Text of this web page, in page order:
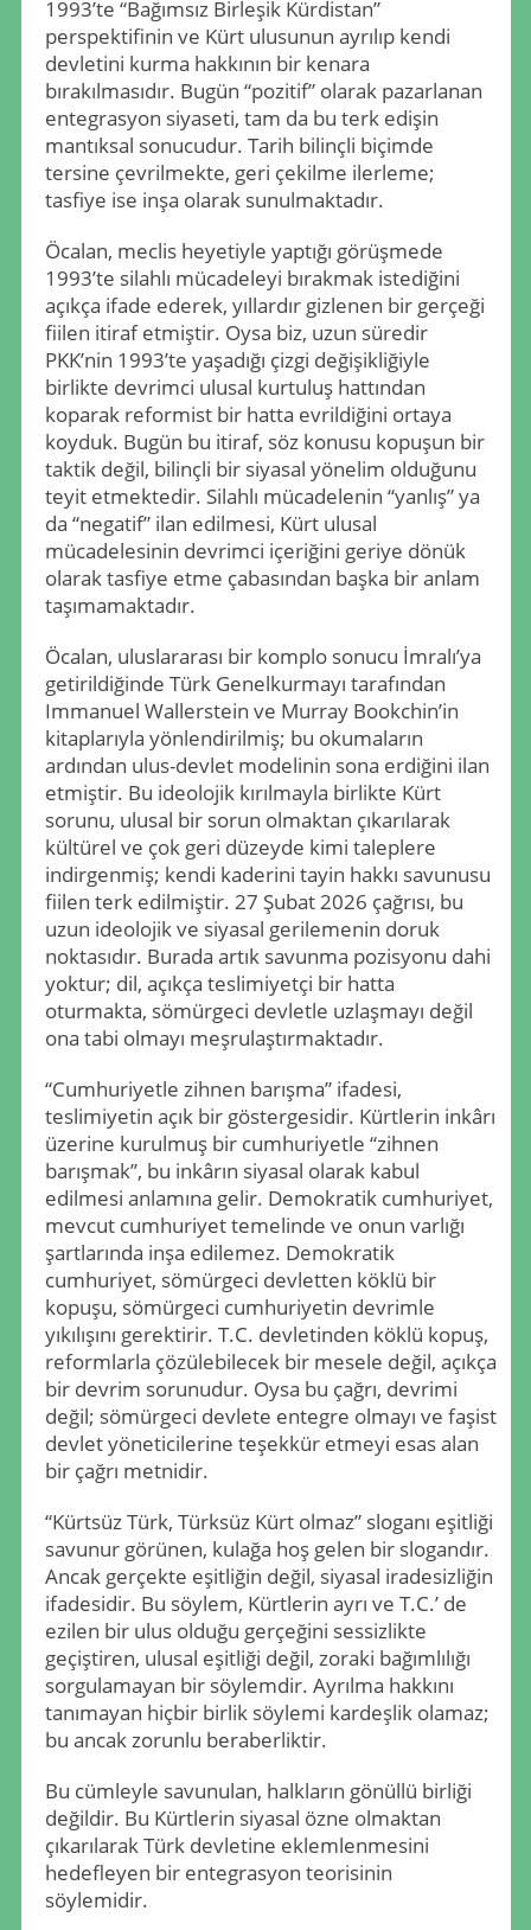
1993’te “Bağımsız Birleşik Kürdistan”
perspektifinin ve Kürt ulusunun ayrılıp kendi
devletini kurma hakkının bir kenara
bırakılmasıdır. Bugün “pozitif” olarak pazarlanan
entegrasyon siyaseti, tam da bu terk edişin
mantıksal sonucudur. Tarih bilinçli biçimde
tersine çevrilmekte, geri çekilme ilerleme;
tasfiye ise inşa olarak sunulmaktadır.
Öcalan, meclis heyetiyle yaptığı görüşmede
1993’te silahlı mücadeleyi bırakmak istediğini
açıkça ifade ederek, yıllardır gizlenen bir gerçeği
fiilen itiraf etmiştir. Oysa biz, uzun süredir
PKK’nin 1993’te yaşadığı çizgi değişikliğiyle
birlikte devrimci ulusal kurtuluş hattından
koparak reformist bir hatta evrildiğini ortaya
koyduk. Bugün bu itiraf, söz konusu kopuşun bir
taktik değil, bilinçli bir siyasal yönelim olduğunu
teyit etmektedir. Silahlı mücadelenin “yanlış” ya
da “negatif” ilan edilmesi, Kürt ulusal
mücadelesinin devrimci içeriğini geriye dönük
olarak tasfiye etme çabasından başka bir anlam
taşımamaktadır.
Öcalan, uluslararası bir komplo sonucu İmralı’ya
getirildiğinde Türk Genelkurmayı tarafından
Immanuel Wallerstein ve Murray Bookchin’in
kitaplarıyla yönlendirilmiş; bu okumaların
ardından ulus-devlet modelinin sona erdiğini ilan
etmiştir. Bu ideolojik kırılmayla birlikte Kürt
sorunu, ulusal bir sorun olmaktan çıkarılarak
kültürel ve çok geri düzeyde kimi taleplere
indirgenmiş; kendi kaderini tayin hakkı savunusu
fiilen terk edilmiştir. 27 Şubat 2026 çağrısı, bu
uzun ideolojik ve siyasal gerilemenin doruk
noktasıdır. Burada artık savunma pozisyonu dahi
yoktur; dil, açıkça teslimiyetçi bir hatta
oturmakta, sömürgeci devletle uzlaşmayı değil
ona tabi olmayı meşrulaştırmaktadır.
“Cumhuriyetle zihnen barışma” ifadesi,
teslimiyetin açık bir göstergesidir. Kürtlerin inkârı
üzerine kurulmuş bir cumhuriyetle “zihnen
barışmak”, bu inkârın siyasal olarak kabul
edilmesi anlamına gelir. Demokratik cumhuriyet,
mevcut cumhuriyet temelinde ve onun varlığı
şartlarında inşa edilemez. Demokratik
cumhuriyet, sömürgeci devletten köklü bir
kopuşu, sömürgeci cumhuriyetin devrimle
yıkılışını gerektirir. T.C. devletinden köklü kopuş,
reformlarla çözülebilecek bir mesele değil, açıkça
bir devrim sorunudur. Oysa bu çağrı, devrimi
değil; sömürgeci devlete entegre olmayı ve faşist
devlet yöneticilerine teşekkür etmeyi esas alan
bir çağrı metnidir.
“Kürtsüz Türk, Türksüz Kürt olmaz” sloganı eşitliği
savunur görünen, kulağa hoş gelen bir slogandır.
Ancak gerçekte eşitliğin değil, siyasal iradesizliğin
ifadesidir. Bu söylem, Kürtlerin ayrı ve T.C.’ de
ezilen bir ulus olduğu gerçeğini sessizlikte
geçiştiren, ulusal eşitliği değil, zoraki bağımlılığı
sorgulamayan bir söylemdir. Ayrılma hakkını
tanımayan hiçbir birlik söylemi kardeşlik olamaz;
bu ancak zorunlu beraberliktir.
Bu cümleyle savunulan, halkların gönüllü birliği
değildir. Bu Kürtlerin siyasal özne olmaktan
çıkarılarak Türk devletine eklemlenmesini
hedefleyen bir entegrasyon teorisinin
söylemidir.